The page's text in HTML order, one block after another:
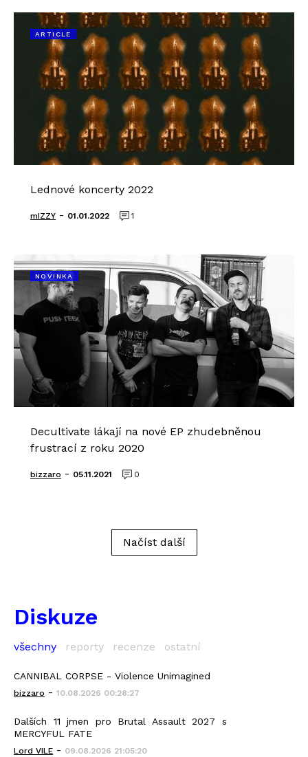
ARTICLE
Lednové koncerty 2022
mIZZY - 01.01.2022 1
NOVINKA
Decultivate lákají na nové EP zhudebněnou
frustrací z roku 2020
bizzaro - 05.11.2021 0
Načíst další
Diskuze
všechny reporty recenze ostatní
CANNIBAL CORPSE - Violence Unimagined
bizzaro - 10.08.2026 00:28:27
Dalších 11 jmen pro Brutal Assault 2027 s
MERCYFUL FATE
Lord VILE - 09.08.2026 21:05:20